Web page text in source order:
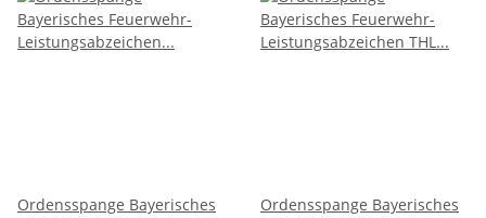
Ordensspange Bayerisches
Ordensspange Bayerisches